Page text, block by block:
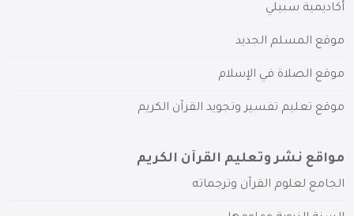
أكاديمية سبيلي
موقع المسلم الجديد
موقع الصلاة في الإسلام
موقع تعليم تفسير وتجويد القرآن الكريم
مواقع نشر وتعليم القرآن الكريم
الجامع لعلوم القرآن وترجماته